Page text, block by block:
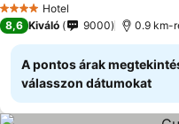
4 KategóriaHotel
8,6 Kiváló 9000 0.9 km-
A pontos árak
válasszon dátumokat